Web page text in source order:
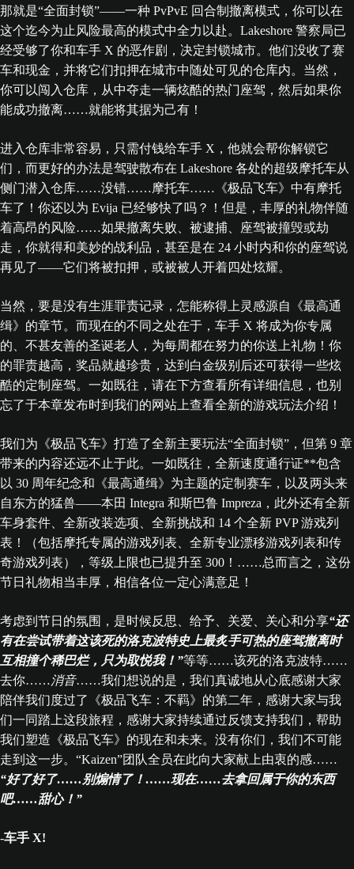
那就是“全面封锁”——一种 PvPvE 回合制撤离模式，你可以在
这个迄今为止风险最高的模式中全力以赴。Lakeshore 警察局已
经受够了你和车手 X 的恶作剧，决定封锁城市。他们没收了赛
车和现金，并将它们扣押在城市中随处可见的仓库内。当然，
你可以闯入仓库，从中夺走一辆炫酷的热门座驾，然后如果你
能成功撤离……就能将其据为己有！
进入仓库非常容易，只需付钱给车手 X，他就会帮你解锁它
们，而更好的办法是驾驶散布在 Lakeshore 各处的超级摩托车从
侧门潜入仓库……没错……摩托车……《极品飞车》中有摩托
车了！你还以为 Evija 已经够快了吗？！但是，丰厚的礼物伴随
着高昂的风险……如果撤离失败、被逮捕、座驾被撞毁或劫
走，你就得和美妙的战利品，甚至是在 24 小时内和你的座驾说
再见了——它们将被扣押，或被被人开着四处炫耀。
当然，要是没有生涯罪责记录，怎能称得上灵感源自《最高通
缉》的章节。而现在的不同之处在于，车手 X 将成为你专属
的、不甚友善的圣诞老人，为每周都在努力的你送上礼物！你
的罪责越高，奖品就越珍贵，达到白金级别后还可获得一些炫
酷的定制座驾。一如既往，请在下方查看所有详细信息，也别
忘了于本章发布时到我们的网站上查看全新的游戏玩法介绍！
我们为《极品飞车》打造了全新主要玩法“全面封锁”，但第 9 章
带来的内容还远不止于此。一如既往，全新速度通行证**包含
以 30 周年纪念和《最高通缉》为主题的定制赛车，以及两头来
自东方的猛兽——本田 Integra 和斯巴鲁 Impreza，此外还有全新
车身套件、全新改装选项、全新挑战和 14 个全新 PVP 游戏列
表！（包括摩托专属的游戏列表、全新专业漂移游戏列表和传
奇游戏列表），等级上限也已提升至 300！……总而言之，这份
节日礼物相当丰厚，相信各位一定心满意足！
考虑到节日的氛围，是时候反思、给予、关爱、关心和分享“还
有在尝试带着这该死的洛克波特史上最炙手可热的座驾撤离时
互相撞个稀巴烂，只为取悦我！”等等……该死的洛克波特……
去你……消音……我们想说的是，我们真诚地从心底感谢大家
陪伴我们度过了《极品飞车：不羁》的第二年，感谢大家与我
们一同踏上这段旅程，感谢大家持续通过反馈支持我们，帮助
我们塑造《极品飞车》的现在和未来。没有你们，我们不可能
走到这一步。“Kaizen”团队全员在此向大家献上由衷的感……
“好了好了……别煽情了！……现在……去拿回属于你的东西
吧……甜心！”
-车手 X!